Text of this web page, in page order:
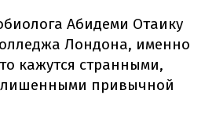
Абидеми Отаику
Лондона, именно
кажутся странными,
привычной